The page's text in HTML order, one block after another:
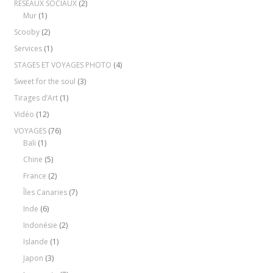
RÉSEAUX SOCIAUX (2)
Mur (1)
Scooby (2)
Services (1)
STAGES ET VOYAGES PHOTO (4)
Sweet for the soul (3)
Tirages d’Art (1)
Vidéo (12)
VOYAGES (76)
Bali (1)
Chine (5)
France (2)
Îles Canaries (7)
Inde (6)
Indonésie (2)
Islande (1)
Japon (3)